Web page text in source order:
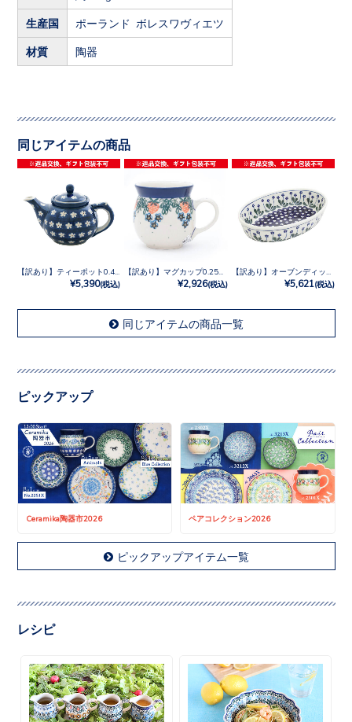
生産国 ポーランド ボレスワヴィエツ
材質 陶器
同じアイテムの商品
【訳あり】ティーポット0.4L No.247X
¥5,390(税込) ¥2,926(税込) ¥5,621 (税込)
同じアイテムの商品一覧
ピックアップ
Ceramika陶器市2026 ペアコレクション2026
ピックアップアイテム一覧
レシピ